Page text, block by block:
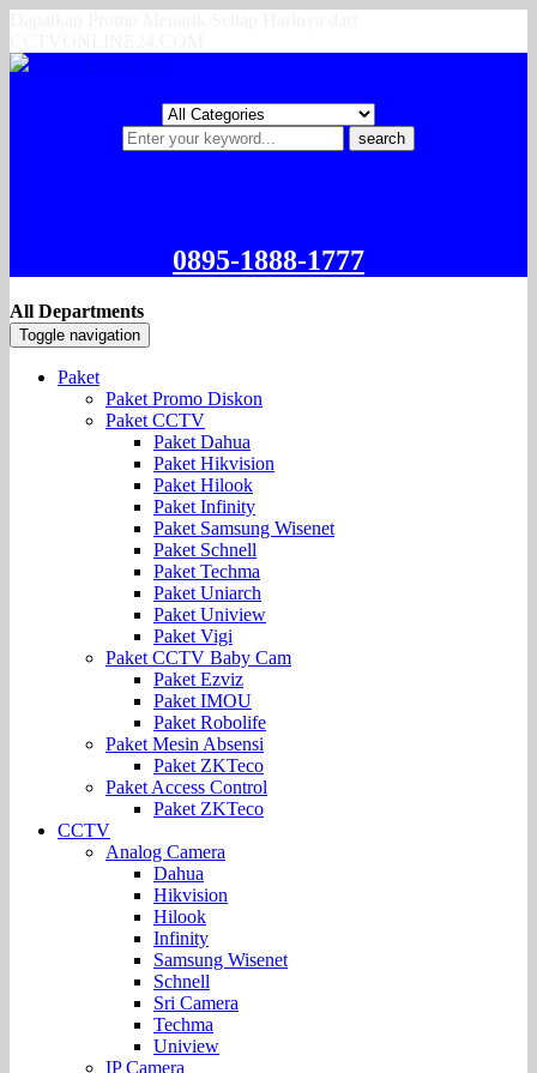
search
0895-1888-1777
All Departments
Toggle navigation
Paket
Paket Promo Diskon
Paket CCTV
Paket Dahua
Paket Hikvision
Paket Hilook
Paket Infinity
Paket Samsung Wisenet
Paket Schnell
Paket Techma
Paket Uniarch
Paket Uniview
Paket Vigi
Paket CCTV Baby Cam
Paket Ezviz
Paket IMOU
Paket Robolife
Paket Mesin Absensi
Paket ZKTeco
Paket Access Control
Paket ZKTeco
CCTV
Analog Camera
Dahua
Hikvision
Hilook
Infinity
Samsung Wisenet
Schnell
Sri Camera
Techma
Uniview
IP Camera